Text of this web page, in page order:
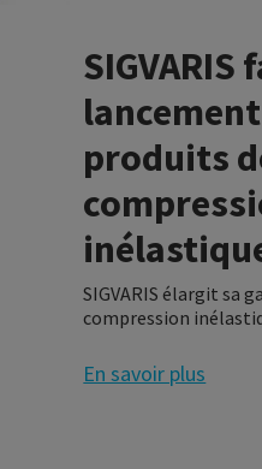
SIGVARIS
produits
SIGVARIS élargit sa
compression
COMPREFLEX ARM.
En savoir plus